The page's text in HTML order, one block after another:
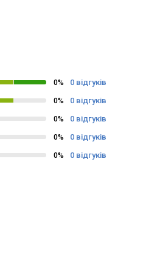
0% 0 відгуків
0% 0 відгуків
0% 0 відгуків
0% 0 відгуків
0% 0 відгуків